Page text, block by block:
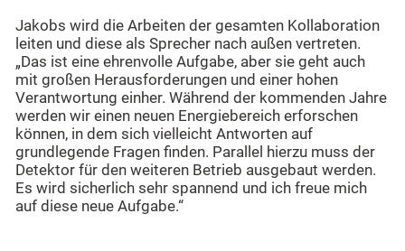
Jakobs wird die Arbeiten der gesamten Kollaboration
leiten und diese als Sprecher nach außen vertreten.
„Das ist eine ehrenvolle Aufgabe, aber sie geht auch
mit großen Herausforderungen und einer hohen
Verantwortung einher. Während der kommenden Jahre
werden wir einen neuen Energiebereich erforschen
können, in dem sich vielleicht Antworten auf
grundlegende Fragen finden. Parallel hierzu muss der
Detektor für den weiteren Betrieb ausgebaut werden.
Es wird sicherlich sehr spannend und ich freue mich
auf diese neue Aufgabe.“